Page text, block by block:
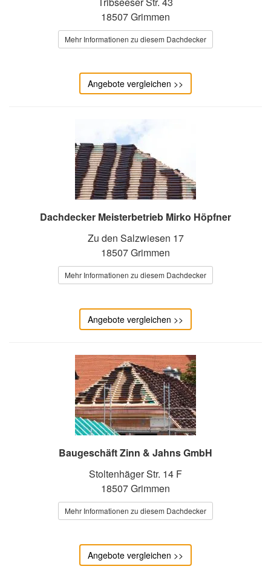
18507 Grimmen
Mehr Informationen zu diesem Dachdecker
Angebote vergleichen >>
Dachdecker Meisterbetrieb Mirko Höpfner
Zu den Salzwiesen 17
18507 Grimmen
Mehr Informationen zu diesem Dachdecker
Angebote vergleichen >>
Baugeschäft Zinn & Jahns GmbH
Stoltenhäger Str. 14 F
18507 Grimmen
Mehr Informationen zu diesem Dachdecker
Angebote vergleichen >>